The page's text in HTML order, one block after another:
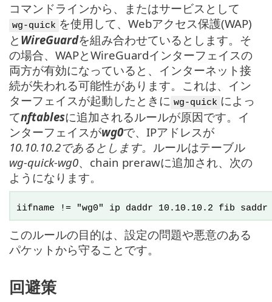
コマンドラインから、またはサービスとして
wg-quick を使用して、Webアクセス保護(WAP)
と WireGuardを組み合わせているとします。そ
の場合、WAPとWireGuardインターフェイスの
両方が有効になっていると、インターネット接
続が失われる可能性があります。これは、イン
ターフェイスが起動したときに wg-quick によっ
てnftablesに追加されるルールが原因です。イ
ンターフェイスがwg0で、IPアドレスが
10.10.10.2であるとします。 ルールはテーブル
wg-quick-wg0、chain prerawに追加され、次の
ようになります。
iifname != "wg0" ip daddr 10.10.10.2 fib
このルールの目的は、設定の問題や悪意のある
パケットから守ることです。
回避策